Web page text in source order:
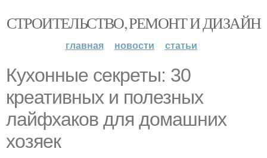
СТРОИТЕЛЬСТВО, РЕМОНТ И ДИЗАЙН
главная новости статьи
Кухонные секреты: 30
креативных и полезных
лайфхаков для домашних
хозяек